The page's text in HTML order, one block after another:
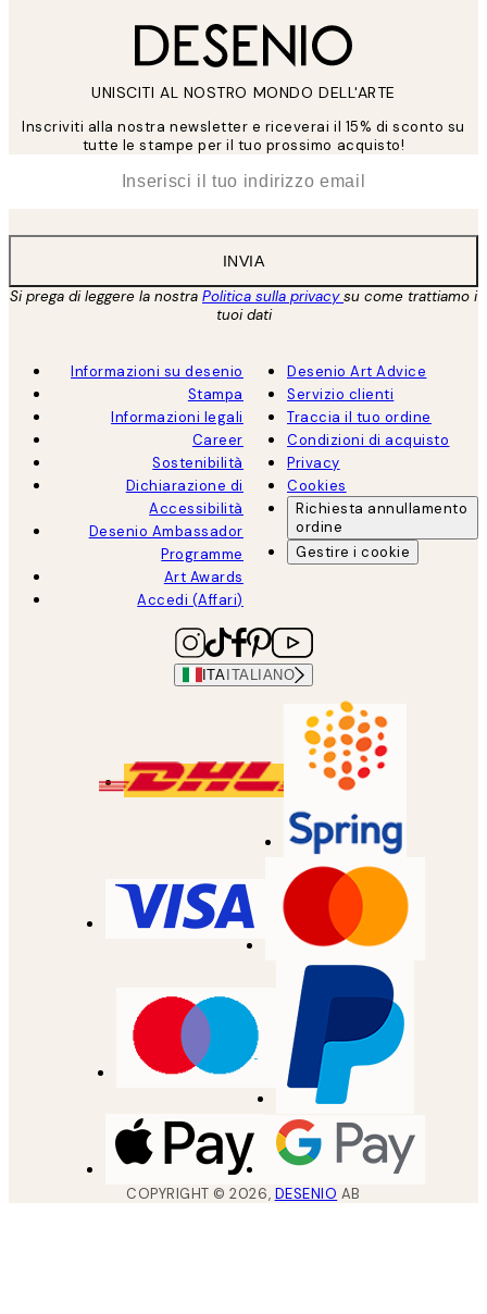
UNISCITI AL NOSTRO MONDO DELL'ARTE
Inscriviti alla nostra newsletter e riceverai il 15% di sconto su
tutte le stampe per il tuo prossimo acquisto!
INVIA
Si prega di leggere la nostra Politica sulla privacysu come trattiamo i
tuoi dati
Informazioni su desenio
Stampa
Informazioni legali
Career
Sostenibilità
Dichiarazione di
Accessibilità
Desenio Ambassador
Programme
Art Awards
Accedi (Affari)
Desenio Art Advice
Servizio clienti
Traccia il tuo ordine
Condizioni di acquisto
Privacy
Cookies
Richiesta annullamento
ordine
Gestire i cookie
ITA ITALIANO
COPYRIGHT ©2026, DESENIO AB